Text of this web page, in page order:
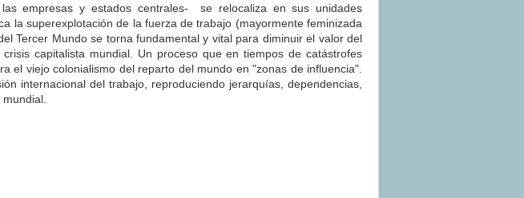
empresas y estados centrales- se relocaliza en sus unidades
la superexplotación de la fuerza de trabajo (mayormente feminizada
Tercer Mundo se torna fundamental y vital para diminuir el valor del
capitalista mundial. Un proceso que en tiempos de catástrofes
el viejo colonialismo del reparto del mundo en "zonas de influencia".
internacional del trabajo, reproduciendo jerarquías, dependencias,